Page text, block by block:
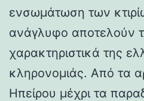
ενσωμάτωση των
ανάγλυφο αποτελούν
χαρακτηριστικά της
κληρονομιάς. Από τα
Ηπείρου μέχρι τα